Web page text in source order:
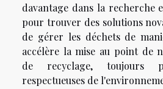
davantage dans la recherche
pour trouver des solutions
de gérer les déchets de
accélère la mise au point de
de recyclage, toujours
respectueuses de